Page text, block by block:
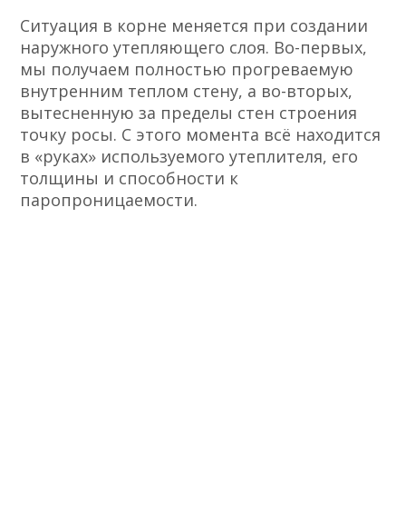
Ситуация в корне меняется при создании
наружного утепляющего слоя. Во-первых,
мы получаем полностью прогреваемую
внутренним теплом стену, а во-вторых,
вытесненную за пределы стен строения
точку росы. С этого момента всё находится
в «руках» используемого утеплителя, его
толщины и способности к
паропроницаемости.